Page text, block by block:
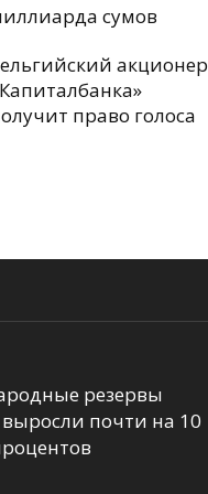
сумов
акционер
право голоса
резервы
почти на 10